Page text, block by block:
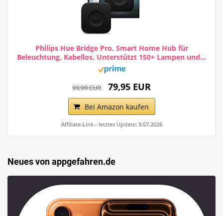
Philips Hue Bridge Pro, Smart Home Hub für
Beleuchtung, Kabellos, Unterstützt 150+ Lampen und...
99,99 EUR 79,95 EUR
Bei Amazon kaufen
Affiliate-Link - letztes Update: 3.07.2026
Neues von appgefahren.de